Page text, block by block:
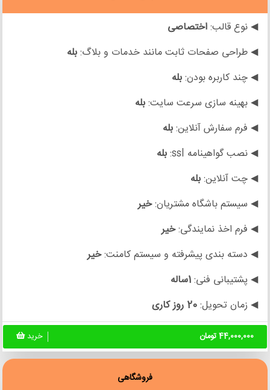
◀ نوع قالب:اختصاصی
◀ طراحی صفحات ثابت مانند خدمات و بلاگ:بله
◀ چند کاربره بودن:بله
◀ بهینه سازی سرعت سایت:بله
◀ فرم سفارش آنلاین:بله
◀ نصب گواهینامه ssl:
بله
◀ چت آنلاین:بله
◀ سیستم باشگاه مشتریان:خیر
◀ فرم اخذ نمایندگی:خیر
◀ دسته بندی پیشرفته و سیستم کامنت:خیر
◀ پشتیبانی فنی:1ساله
◀ زمان تحویل:20 روز کاری
44,000,000 تومان خرید
فروشگاهی